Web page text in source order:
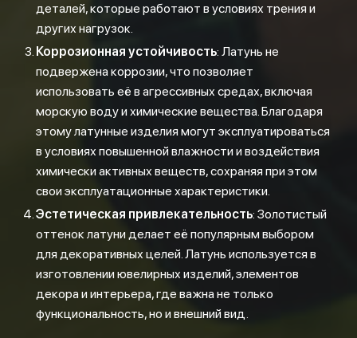
деталей, которые работают в условиях трения и
других нагрузок.
Коррозионная устойчивость: Латунь не
подвержена коррозии, что позволяет
использовать её в агрессивных средах, включая
морскую воду и химические вещества. Благодаря
этому латунные изделия могут эксплуатироваться
в условиях повышенной влажности и воздействия
химически активных веществ, сохраняя при этом
свои эксплуатационные характеристики.
Эстетическая привлекательность: Золотистый
оттенок латуни делает её популярным выбором
для декоративных целей. Латунь используется в
изготовлении ювелирных изделий, элементов
декора и интерьера, где важна не только
функциональность, но и внешний вид.